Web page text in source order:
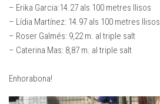
– Erika Garcia:14.27 als 100 metres llisos
– Lídia Martínez: 14.97 als 100 metres llisos
– Roser Galmés: 9,22 m. al triple salt
– Caterina Mas: 8,87 m. al triple salt
Enhorabona!